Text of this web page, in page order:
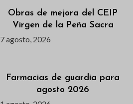
Obras de mejora del CEIP
Virgen de la Peña Sacra
7 agosto, 2026
Farmacias de guardia para
agosto 2026